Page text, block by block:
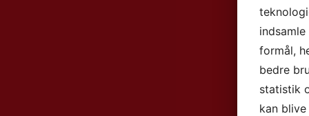
formål,
bedre
statistik
kan